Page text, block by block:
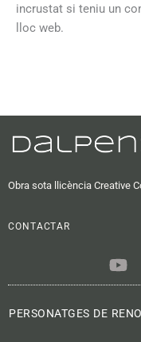
incrustat si teniu un
lloc web.
Obra sota llicència Creative
CONTACTAR
Y
o
t
PERSONATGES DE